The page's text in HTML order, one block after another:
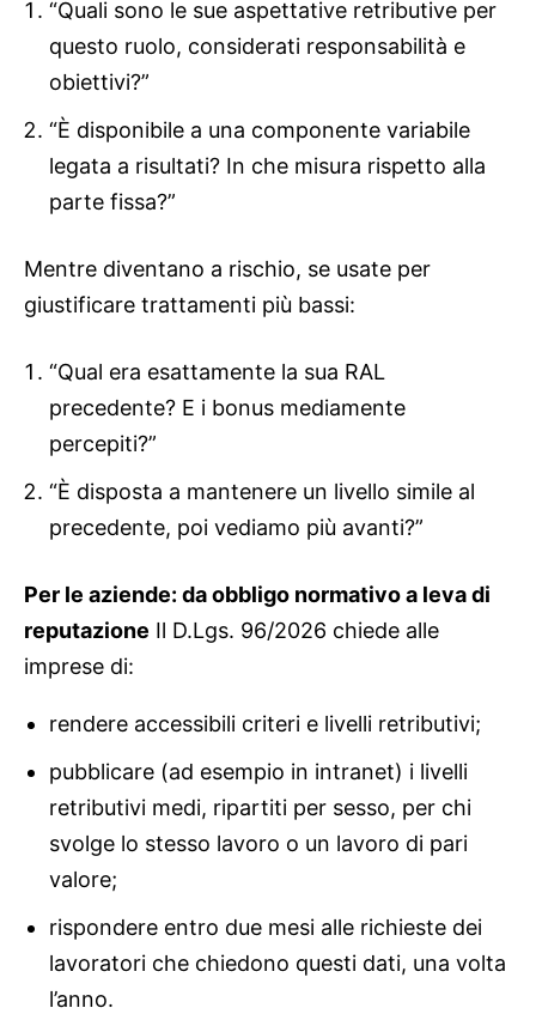
“Quali sono le sue aspettative retributive per
questo ruolo, considerati responsabilità e
obiettivi?”
“È disponibile a una componente variabile
legata a risultati? In che misura rispetto alla
parte fissa?”
Mentre diventano a rischio, se usate per
giustificare trattamenti più bassi:
“Qual era esattamente la sua RAL
precedente? E i bonus mediamente
percepiti?”
“È disposta a mantenere un livello simile al
precedente, poi vediamo più avanti?”
Per le aziende: da obbligo normativo a leva di
reputazione Il D.Lgs. 96/2026 chiede alle
imprese di:
rendere accessibili criteri e livelli retributivi;
pubblicare (ad esempio in intranet) i livelli
retributivi medi, ripartiti per sesso, per chi
svolge lo stesso lavoro o un lavoro di pari
valore;
rispondere entro due mesi alle richieste dei
lavoratori che chiedono questi dati, una volta
l’anno.